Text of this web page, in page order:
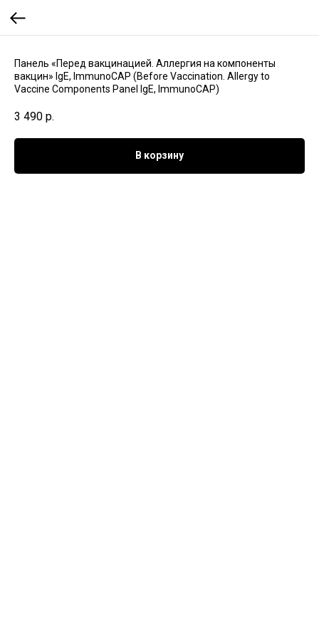
Панель «Перед вакцинацией. Аллергия на компоненты
вакцин» IgE, ImmunoCAP (Before Vaccination. Allergy to
Vaccine Components Panel IgE, ImmunoCAP)
3 490 р.
В корзину